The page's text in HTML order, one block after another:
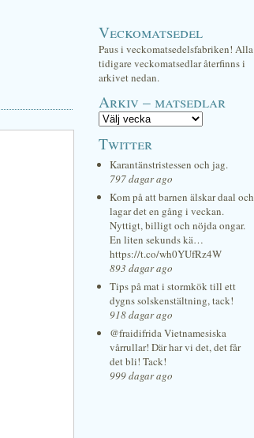
Veckomatsedel
Paus i veckomatsedelsfabriken! Alla
tidigare veckomatsedlar återfinns i
arkivet nedan.
Arkiv – matsedlar
Twitter
Karantänstristessen och jag.
797 dagar ago
Kom på att barnen älskar daal och
lagar det en gång i veckan.
Nyttigt, billigt och nöjda ongar.
En liten sekunds kä…
https://t.co/wh0YUfRz4W
893 dagar ago
Tips på mat i stormkök till ett
dygns solskenstältning, tack!
918 dagar ago
@fraidifrida Vietnamesiska
vårrullar! Där har vi det, det får
det bli! Tack!
999 dagar ago